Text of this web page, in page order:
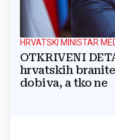
HRVATSKI MINISTAR
OTKRIVENI
hrvatskih
dobiva, a tko ne